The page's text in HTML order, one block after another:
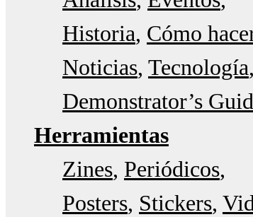
Historia Cómo
Noticias Tecnología
Demonstrator’s
Herramientas
Zines Periódicos
Posters Stickers